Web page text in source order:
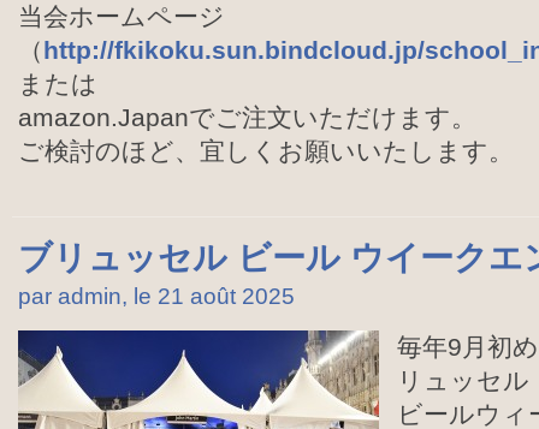
当会ホームページ
（http://fkikoku.sun.bindcloud.jp/
または
amazon.Japanでご注文いただけます。
ご検討のほど、宜しくお願いいたします。
ブリュッセル ビール ウイークエ
par admin, le 21 août 2025
毎年9月初
リュッセ
ビールウィ